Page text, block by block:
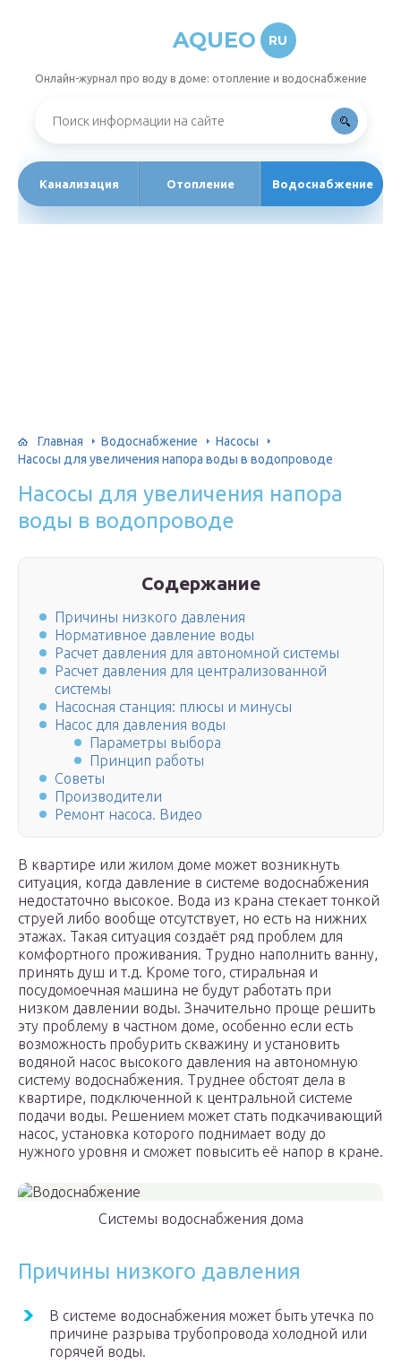
AQUEO RU
Онлайн-журнал про воду в доме: отопление и водоснабжение
Канализация Отопление Водоснабжение
Главная Водоснабжение
Насосы
Насосы для увеличения напора воды в водопроводе
Насосы для увеличения напора
воды в водопроводе
Содержание
Причины низкого давления
Нормативное давление воды
Расчет давления для автономной системы
Расчет давления для централизованной
системы
Насосная станция: плюсы и минусы
Насос для давления воды
Параметры выбора
Принцип работы
Советы
Производители
Ремонт насоса. Видео
В квартире или жилом доме может возникнуть
ситуация, когда давление в системе водоснабжения
недостаточно высокое. Вода из крана стекает тонкой
струей либо вообще отсутствует, но есть на нижних
этажах. Такая ситуация создаёт ряд проблем для
комфортного проживания. Трудно наполнить ванну,
принять душ и т.д. Кроме того, стиральная и
посудомоечная машина не будут работать при
низком давлении воды. Значительно проще решить
эту проблему в частном доме, особенно если есть
возможность пробурить скважину и установить
водяной насос высокого давления на автономную
систему водоснабжения. Труднее обстоят дела в
квартире, подключенной к центральной системе
подачи воды. Решением может стать подкачивающий
насос, установка которого поднимает воду до
нужного уровня и сможет повысить её напор в кране.
Системы водоснабжения дома
Причины низкого давления
В системе водоснабжения может быть утечка по
причине разрыва трубопровода холодной или
горячей воды.